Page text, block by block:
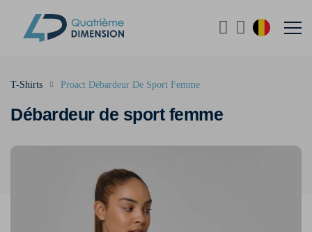
Débardeur de sport femme
T-Shirts Proact Débardeur De Sport Femme